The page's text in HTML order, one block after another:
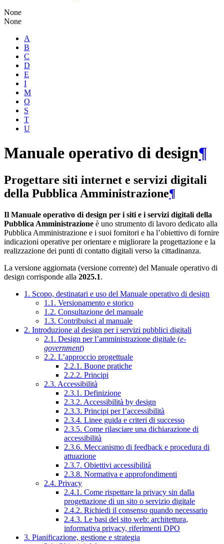
None
None
A
B
C
D
E
I
M
O
S
T
U
Manuale operativo di design¶
Progettare siti internet e servizi digitali
della Pubblica Amministrazione¶
Il Manuale operativo di design per i siti e i servizi digitali della
Pubblica Amministrazione è uno strumento di lavoro dedicato alla
Pubblica Amministrazione e i suoi fornitori e ha l’obiettivo di fornire
indicazioni operative per orientare e migliorare la progettazione e la
realizzazione dei punti di contatto digitali verso la cittadinanza.
La versione aggiornata (versione corrente) del Manuale operativo di
design corrisponde alla 2025.1.
1. Scopo, destinatari e uso del Manuale operativo di design
1.1. Versionamento e storico
1.2. Consultazione del manuale
1.3. Contribuisci al manuale
2. Introduzione al design per i servizi pubblici digitali
2.1. Design per l’amministrazione digitale (e-
government)
2.2. L’approccio progettuale
2.2.1. Buone pratiche
2.2.2. Principi
2.3. Accessibilità
2.3.1. Definizione
2.3.2. Accessibilità by design
2.3.3. Principi per l’accessibilità
2.3.4. Linee guida e criteri di successo
2.3.5. Come rilasciare una dichiarazione di
accessibilità
2.3.6. Meccanismo di feedback e procedura di
attuazione
2.3.7. Obiettivi accessibilità
2.3.8. Normativa e approfondimenti
2.4. Privacy
2.4.1. Come rispettare la privacy sin dalla
progettazione di un sito o servizio digitale
2.4.2. Richiedi il consenso quando necessario
2.4.3. Le basi del sito web: architettura,
informativa privacy, riferimenti DPO
3. Pianificazione, gestione e strategia